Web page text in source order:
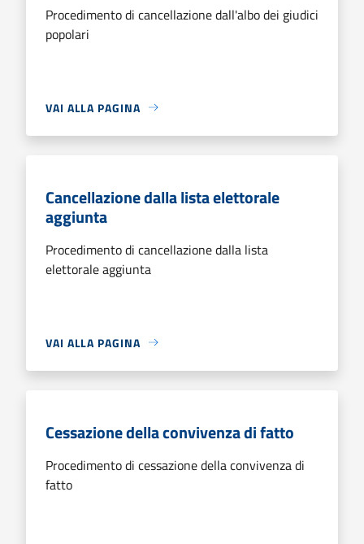
Procedimento di cancellazione dall'albo dei giudici
popolari
VAI ALLA PAGINA
Cancellazione dalla lista elettorale
aggiunta
Procedimento di cancellazione dalla lista
elettorale aggiunta
VAI ALLA PAGINA
Cessazione della convivenza di fatto
Procedimento di cessazione della convivenza di
fatto